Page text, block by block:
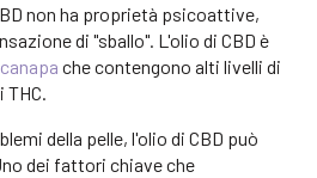
non ha proprietà psicoattive,
di "sballo". L'olio di CBD è
canapa che contengono alti livelli di
THC.
della pelle, l'olio di CBD può
dei fattori chiave che